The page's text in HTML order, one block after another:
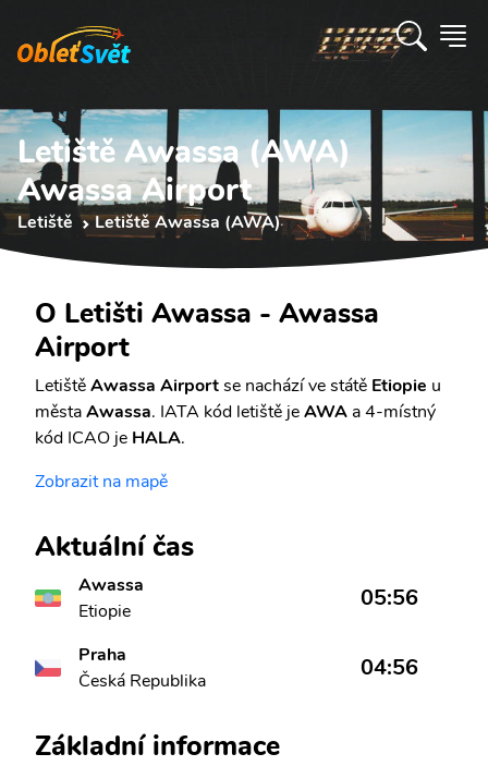
Letiště Awassa (AWA)
Awassa Airport
Letiště Letiště Awassa (AWA)
O Letišti Awassa - Awassa
Airport
LetištěAwassa Airportse nachází ve státě Etiopie u
městaAwassa. IATA kód letiště jeAWA a 4-místný
kód ICAO je HALA.
Zobrazit na mapě
Aktuální čas
Awassa
Etiopie
05:56
Praha
Česká Republika
04:56
Základní informace